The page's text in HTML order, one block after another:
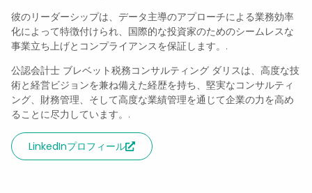
彼のリーダーシップは、データ主導のアプローチによる業務効率
化によって特徴付けられ、国際的な投資家のためのシームレスな
事業立ち上げとコンプライアンスを保証します。.
公認会計士 ブレベット税務コンサルティング ダリスは、高度な技
術と経営ビジョンを兼ね備えた経歴を持ち、堅実なコンサルティ
ング、財務管理、そして高度な業績管理を通じて企業の力を高め
ることに尽力しています。.
LinkedInプロフィール